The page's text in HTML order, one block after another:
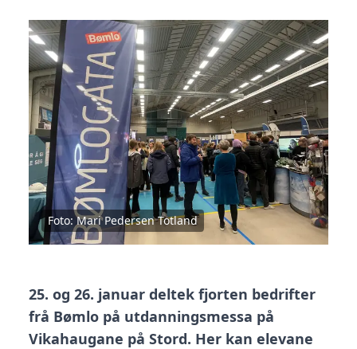
Foto:Mari Pedersen Totland
25. og 26. januar deltek fjorten bedrifter
frå Bømlo på utdanningsmessa på
Vikahaugane på Stord. Her kan elevane